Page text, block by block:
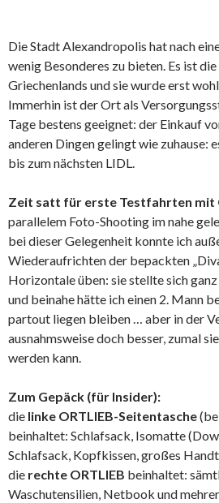
Die Stadt Alexandropolis hat nach
wenig Besonderes zu bieten. Es ist
Griechenlands und sie wurde erst
Immerhin ist der Ort als
Tage bestens geeignet: der Einkauf
anderen Dingen gelingt wie zuhause:
bis zum nächsten LIDL.
Zeit satt für erste Testfahrten mit
parallelem Foto-Shooting im nahe
bei dieser Gelegenheit konnte ich
Wiederaufrichten der bepackten
Horizontale üben: sie stellte sich
und beinahe hätte ich einen 2. Mann
partout liegen bleiben … aber in der
ausnahmsweise doch besser, zumal
werden kann.
Zum Gepäck (für Insider):
die linke ORTLIEB-Seitentasche
beinhaltet: Schlafsack, Isomatte
Schlafsack, Kopfkissen, großes
die rechte ORTLIEB beinhaltet:
Waschutensilien, Netbook und